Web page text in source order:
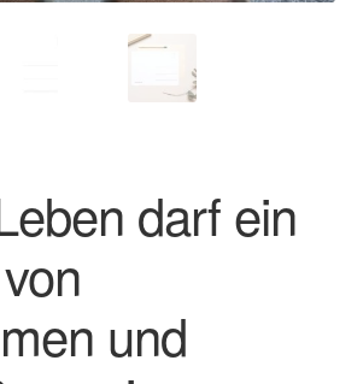
darf ein
und